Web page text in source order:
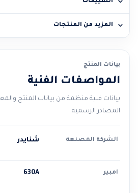
المزيد من المنتجات
بيانات المنتج
المواصفات الفنية
بيانات فنية منظمة من بيانات المنتج
المصادر الرسمية.
الشركة المصنعة شنايدر
امبير 630A